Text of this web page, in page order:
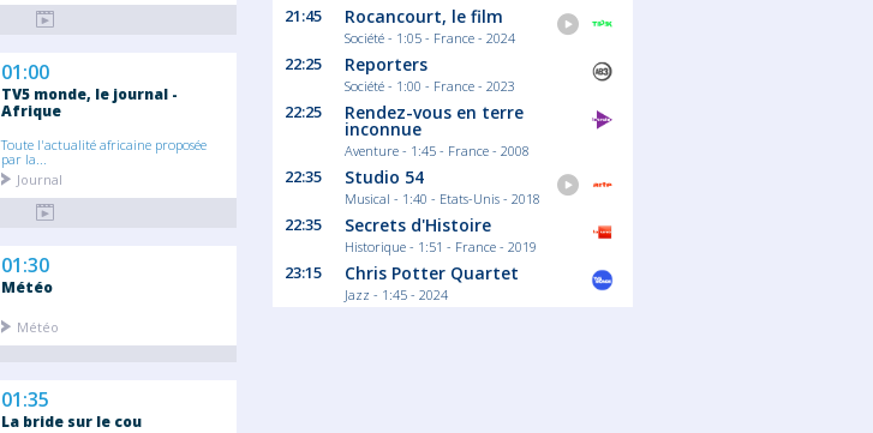
01:00
TV5 monde, le journal -
Afrique
Toute l'actualité africaine proposée
par la...
Journal
01:30
Météo
Météo
01:35
La bride sur le cou
21:45 Rocancourt, le film
Société - 1:05 - France - 2024
22:25 Reporters
Société - 1:00 - France - 2023
22:25 Rendez-vous en terre
inconnue
Aventure - 1:45 - France - 2008
22:35 Studio 54
Musical - 1:40 - Etats-Unis - 2018
22:35 Secrets d'Histoire
Historique - 1:51 - France - 2019
23:15 Chris Potter Quartet
Jazz - 1:45 - 2024